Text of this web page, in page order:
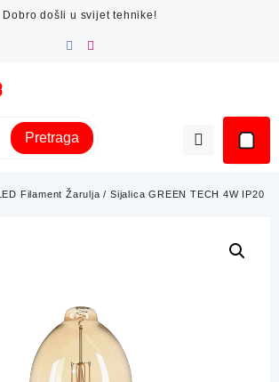
Dobro došli u svijet tehnike!
Pretraga
LED Filament Žarulja / Sijalica GREEN TECH 4W IP20